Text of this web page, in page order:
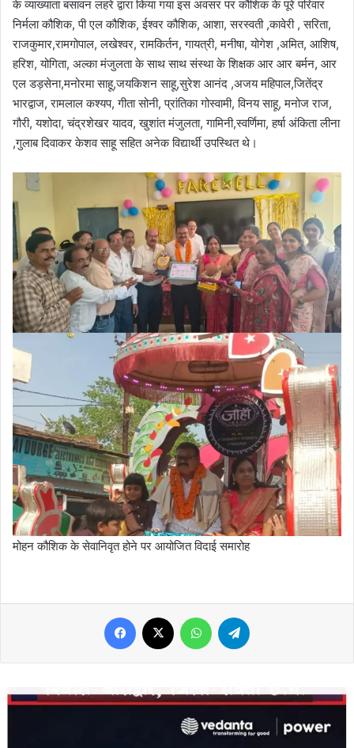
के व्याख्याता बसावन लहरे द्वारा किया गया इस अवसर पर कौशिक के पूरे परिवार
निर्मला कौशिक, पी एल कौशिक, ईश्वर कौशिक, आशा, सरस्वती ,कावेरी , सरिता,
राजकुमार,रामगोपाल, लखेश्वर, रामकिर्तन, गायत्री, मनीषा, योगेश ,अमित, आशिष,
हरिश, योगिता, अल्का मंजुलता के साथ साथ संस्था के शिक्षक आर आर बर्मन, आर
एल डड़सेना,मनोरमा साहू,जयकिशन साहू,सुरेश आनंद ,अजय महिपाल,जितेंद्र
भारद्वाज, रामलाल कश्यप, गीता सोनी, प्रांतिका गोस्वामी, विनय साहू, मनोज राज,
गौरी, यशोदा, चंद्रशेखर यादव, खुशांत मंजुलता, गामिनी,स्वर्णिमा, हर्षा अंकिता लीना
,गुलाब दिवाकर केशव साहू सहित अनेक विद्यार्थी उपस्थित थे।
मोहन कौशिक के सेवानिवृत होने पर आयोजित विदाई समारोह
Facebook WhatsApp